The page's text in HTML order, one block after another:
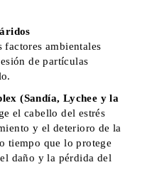
factores ambientales
de partículas
(Sandía, Lychee y la
el cabello del estrés
y el deterioro de la
tiempo que lo protege
daño y la pérdida del